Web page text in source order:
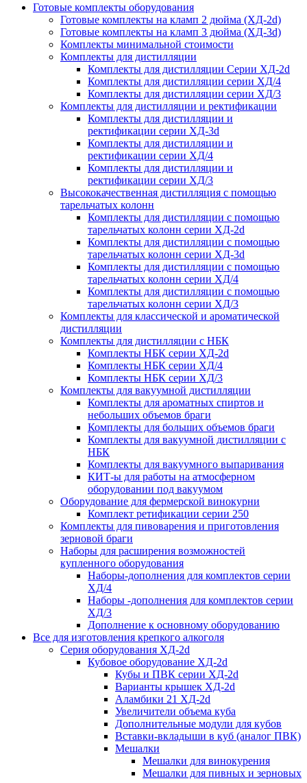
Готовые комплекты оборудования
Готовые комплекты на кламп 2 дюйма (ХД-2d)
Готовые комплекты на кламп 3 дюйма (ХД-3d)
Комплекты минимальной стоимости
Комплекты для дистилляции
Комплекты для дистилляции Серии ХД-2d
Комплекты для дистилляции серии ХД/4
Комплекты для дистилляции серии ХД/3
Комплекты для дистилляции и ректификации
Комплекты для дистилляции и
ректификации серии ХД-3d
Комплекты для дистилляции и
ректификации серии ХД/4
Комплекты для дистилляции и
ректификации серии ХД/3
Высококачественная дистилляция с помощью
тарельчатых колонн
Комплекты для дистилляции с помощью
тарельчатых колонн серии ХД-2d
Комплекты для дистилляции с помощью
тарельчатых колонн серии ХД-3d
Комплекты для дистилляции с помощью
тарельчатых колонн серии ХД/4
Комплекты для дистилляции с помощью
тарельчатых колонн серии ХД/3
Комплекты для классической и ароматической
дистилляции
Комплекты для дистилляции с НБК
Комплекты НБК серии ХД-2d
Комплекты НБК серии ХД/4
Комплекты НБК серии ХД/3
Комплекты для вакуумной дистилляции
Комплекты для ароматных спиртов и
небольших объемов браги
Комплекты для больших объемов браги
Комплекты для вакуумной дистилляции с
НБК
Комплекты для вакуумного выпаривания
КИТ-ы для работы на атмосферном
оборудовании под вакуумом
Оборудование для фермерской винокурни
Комплект ретификации серии 250
Комплекты для пивоварения и приготовления
зерновой браги
Наборы для расширения возможностей
купленного оборудования
Наборы-дополнения для комплектов серии
ХД/4
Наборы -дополнения для комплектов серии
ХД/3
Дополнение к основному оборудованию
Все для изготовления крепкого алкоголя
Серия оборудования ХД-2d
Кубовое оборудование ХД-2d
Кубы и ПВК серии ХД-2d
Варианты крышек ХД-2d
Аламбики 21 ХД-2d
Увеличители объема куба
Дополнительные модули для кубов
Вставки-вкладыши в куб (аналог ПВК)
Мешалки
Мешалки для винокурения
Мешалки для пивных и зерновых